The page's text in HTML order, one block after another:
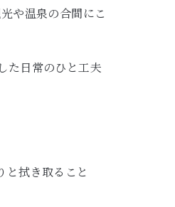
や温泉の合間にこ
た日常のひと工夫
と拭き取ること